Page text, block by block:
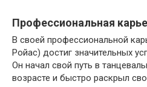
Профессиональная
В своей профессиональной
Ройас) достиг значительных
Он начал свой путь в
возрасте и быстро раскрыл